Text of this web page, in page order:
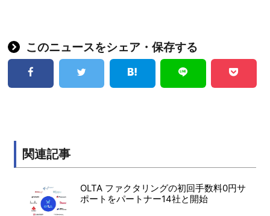
このニュースをシェア・保存する
関連記事
OLTA ファクタリングの初回手数料0円サ
ポートをパートナー14社と開始